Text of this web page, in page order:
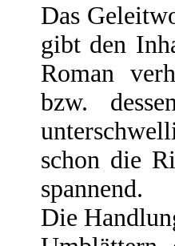
Das
gibt den
Roman
bzw.
schon die
spannend.
Die